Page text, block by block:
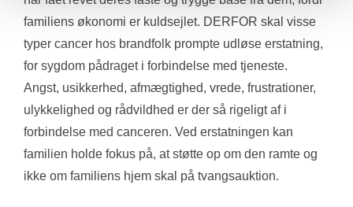
familiens økonomi er kuldsejlet. DERFOR skal visse
typer cancer hos brandfolk prompte udløse erstatning,
for sygdom pådraget i forbindelse med tjeneste.
Angst, usikkerhed, afmægtighed, vrede, frustrationer,
ulykkelighed og rådvildhed er der så rigeligt af i
forbindelse med canceren. Ved erstatningen kan
familien holde fokus på, at støtte op om den ramte og
ikke om familiens hjem skal på tvangsauktion.